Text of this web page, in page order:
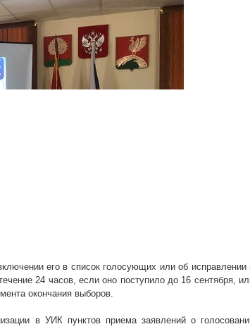
его в список голосующих или об исправлении
24 часов, если оно поступило до 16 сентября,
окончания выборов.
в УИК пунктов приема заявлений о